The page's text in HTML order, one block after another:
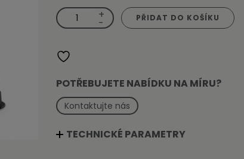
LolloCaffé
kapsle
Argento
DolceGusto®
množství
+
- PŘIDAT DO KOŠÍKU
POTŘEBUJETE NABÍDKU NA MÍRU?
Kontaktujte nás
TECHNICKÉ PARAMETRY